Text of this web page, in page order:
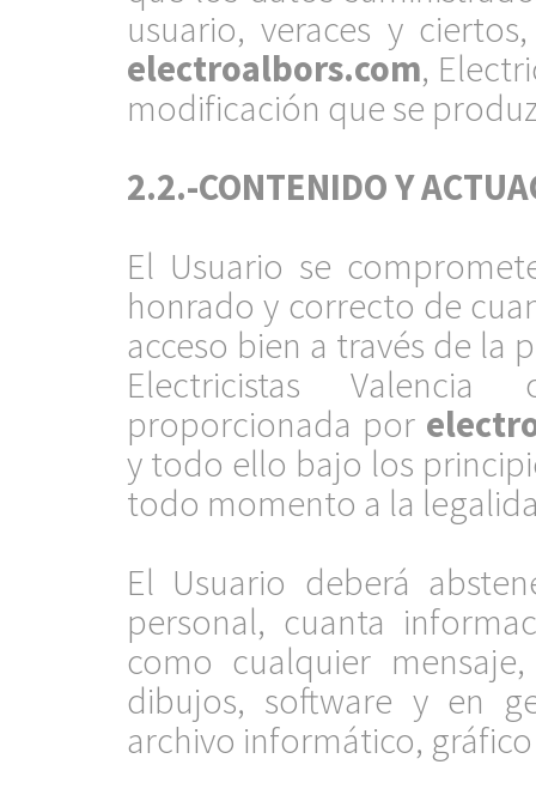
usuario, veraces y
electroalbors.com,
modificación que se
2.2.-CONTENIDO Y
El Usuario se
honrado y correcto de
acceso bien a través de la
Electricistas
proporcionada por
y todo ello bajo los
todo momento a la
El Usuario deberá
personal, cuanta
como cualquier
dibujos, software y en
archivo informático,